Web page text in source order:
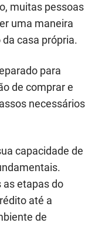
muitas pessoas
uma maneira
casa própria.
para
de comprar e
necessários
capacidade de
as etapas do
até a
de